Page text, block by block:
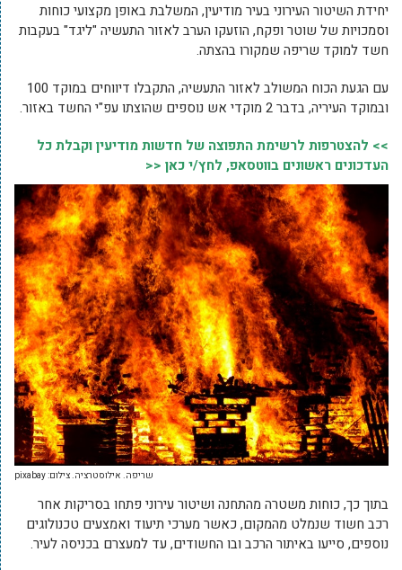
יחידת השיטור העירוני בעיר מודיעין, המשלבת באופן מקצועי כוחות
וסמכויות של שוטר ופקח, הוזעקו הערב לאזור התעשיה "ליגד" בעקבות
חשד למוקד שריפה שמקורו בהצתה.
עם הגעת הכוח המשולב לאזור התעשיה, התקבלו דיווחים במוקד 100
ובמוקד העיריה, בדבר 2 מוקדי אש נוספים שהוצתו עפ"י החשד באזור.
>> להצטרפות לרשימת התפוצה של חדשות מודיעין וקבלת כל
העדכונים ראשונים בווטסאפ, לחץ/י כאן <<
שריפה. אילוסטרציה. צילום: pixabay
בתוך כך, כוחות משטרה מהתחנה ושיטור עירוני פתחו בסריקות אחר
רכב חשוד שנמלט מהמקום, כאשר מערכי תיעוד ואמצעים טכנולוגים
נוספים, סייעו באיתור הרכב ובו החשודים, עד למעצרם בכניסה לעיר.